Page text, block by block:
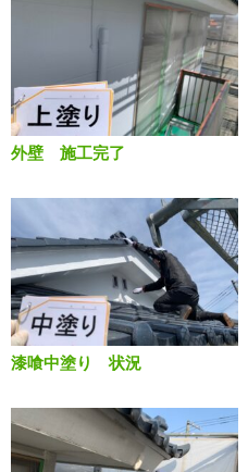
外壁 施工完了
漆喰中塗り 状況